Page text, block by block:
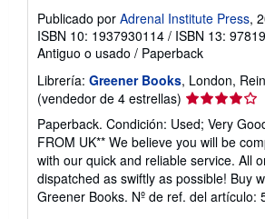
Publicado por Adrenal Institute Press,
ISBN 10: 1937930114 / ISBN 13:
Antiguo o usado / Paperback
Librería: Greener Books, London,
(vendedor de 4 estrellas) Calificación
del
vendedor:
4
de
5
estrellas
Paperback. Condición: Used; Very
FROM UK** We believe you will be
with our quick and reliable service. All
dispatched as swiftly as possible! Buy
Greener Books. Nº de ref. del artículo: